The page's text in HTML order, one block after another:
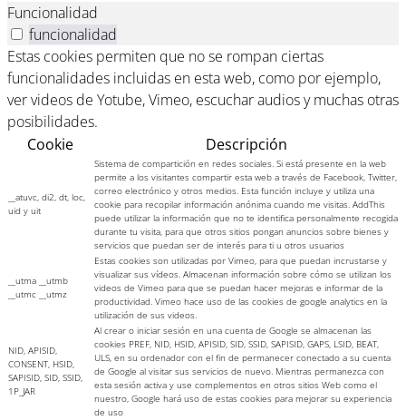
Funcionalidad
funcionalidad
Estas cookies permiten que no se rompan ciertas
funcionalidades incluidas en esta web, como por ejemplo,
ver videos de Yotube, Vimeo, escuchar audios y muchas otras
posibilidades.
Cookie
Descripción
__atuvc, di2, dt, loc,
uid y uit
Sistema de compartición en redes sociales. Si está presente en la web
permite a los visitantes compartir esta web a través de Facebook, Twitter,
correo electrónico y otros medios. Esta función incluye y utiliza una
cookie para recopilar información anónima cuando me visitas. AddThis
puede utilizar la información que no te identifica personalmente recogida
durante tu visita, para que otros sitios pongan anuncios sobre bienes y
servicios que puedan ser de interés para ti u otros usuarios
__utma __utmb
__utmc __utmz
Estas cookies son utilizadas por Vimeo, para que puedan incrustarse y
visualizar sus vídeos. Almacenan información sobre cómo se utilizan los
videos de Vimeo para que se puedan hacer mejoras e informar de la
productividad. Vimeo hace uso de las cookies de google analytics en la
utilización de sus videos.
NID, APISID,
CONSENT, HSID,
SAPISID, SID, SSID,
1P_JAR
Al crear o iniciar sesión en una cuenta de Google se almacenan las
cookies PREF, NID, HSID, APISID, SID, SSID, SAPISID, GAPS, LSID, BEAT,
ULS, en su ordenador con el fin de permanecer conectado a su cuenta
de Google al visitar sus servicios de nuevo. Mientras permanezca con
esta sesión activa y use complementos en otros sitios Web como el
nuestro, Google hará uso de estas cookies para mejorar su experiencia
de uso